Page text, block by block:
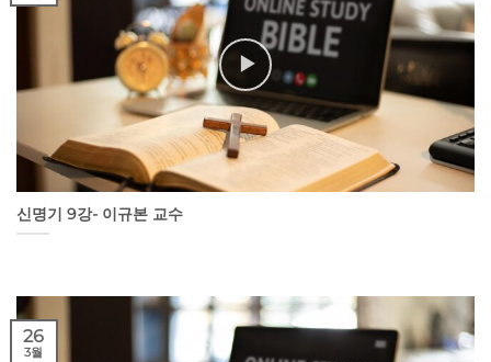
신명기 9강- 이규본 교수
26
3월